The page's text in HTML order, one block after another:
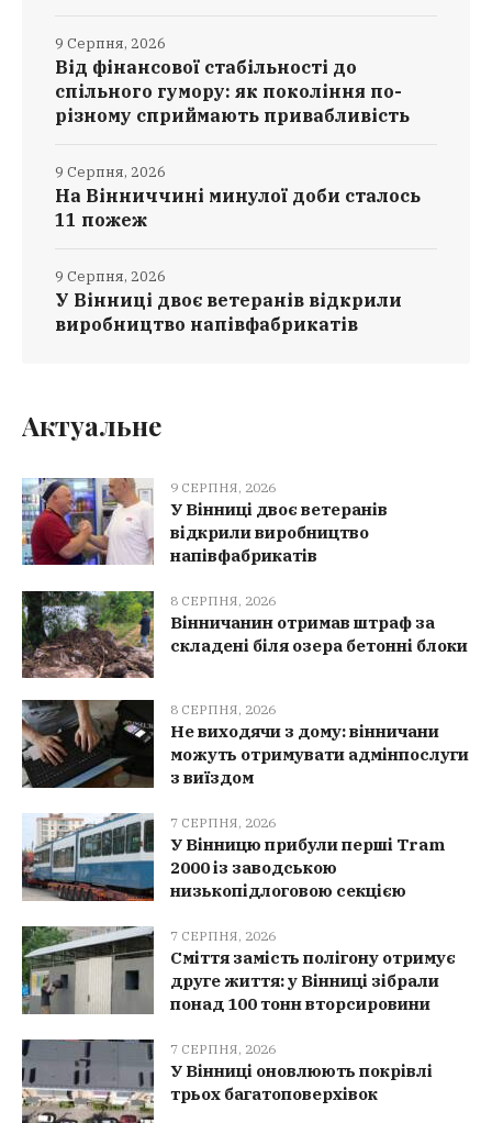
Від фінансової стабільності до
спільного гумору: як покоління по-
різному сприймають привабливість
9 Серпня, 2026
На Вінниччині минулої доби сталось
11 пожеж
9 Серпня, 2026
У Вінниці двоє ветеранів відкрили
виробництво напівфабрикатів
9 Серпня, 2026
Актуальне
9 СЕРПНЯ, 2026
У Вінниці двоє ветеранів
відкрили виробництво
напівфабрикатів
8 СЕРПНЯ, 2026
Вінничанин отримав штраф за
складені біля озера бетонні блоки
8 СЕРПНЯ, 2026
Не виходячи з дому: вінничани
можуть отримувати адмінпослуги
з виїздом
7 СЕРПНЯ, 2026
У Вінницю прибули перші Tram
2000 із заводською
низькопідлоговою секцією
7 СЕРПНЯ, 2026
Сміття замість полігону отримує
друге життя: у Вінниці зібрали
понад 100 тонн вторсировини
7 СЕРПНЯ, 2026
У Вінниці оновлюють покрівлі
трьох багатоповерхівок